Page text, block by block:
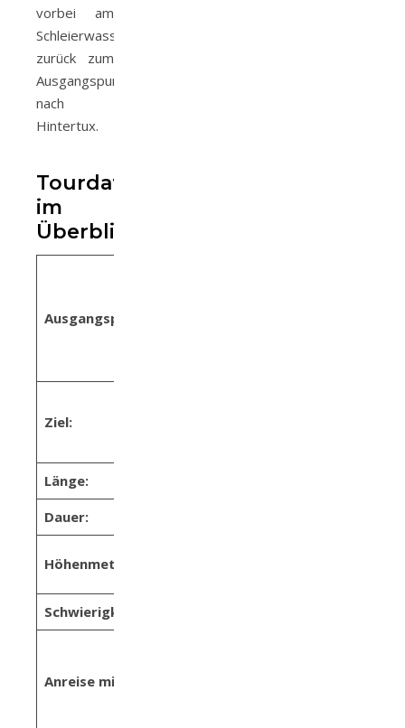
vorbei am
Schleierwasserfall
zurück zum
Ausgangspunkt
nach
Hintertux.
Tourdaten
im
Überblick
Ausgangspunkt:
Ziel:
Länge:
Dauer:
Höhenmeter:
Schwierigkeit:
Anreise mit den Öffis: